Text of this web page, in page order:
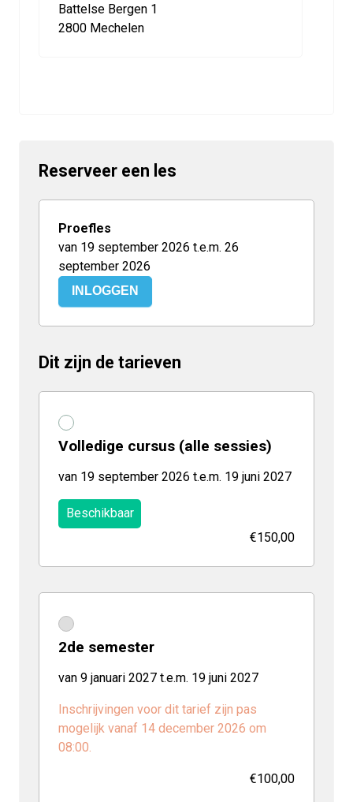
Battelse Bergen 1
2800 Mechelen
Reserveer een les
Proefles
van 19 september 2026 t.e.m. 26
september 2026
INLOGGEN
Dit zijn de tarieven
Volledige cursus (alle sessies)
van 19 september 2026 t.e.m. 19 juni 2027
Beschikbaar
€150,00
2de semester
van 9 januari 2027 t.e.m. 19 juni 2027
Inschrijvingen voor dit tarief zijn pas
mogelijk vanaf 14 december 2026 om
08:00.
€100,00